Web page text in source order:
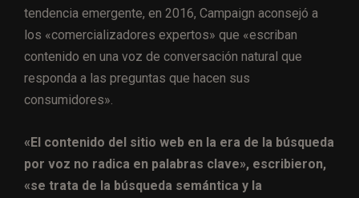
tendencia emergente, en 2016, Campaign aconsejó a
los «comercializadores expertos» que «escriban
contenido en una voz de conversación natural que
responda a las preguntas que hacen sus
consumidores».
«El contenido del sitio web en la era de la búsqueda
por voz no radica en palabras clave», escribieron,
«se trata de la búsqueda semántica y la